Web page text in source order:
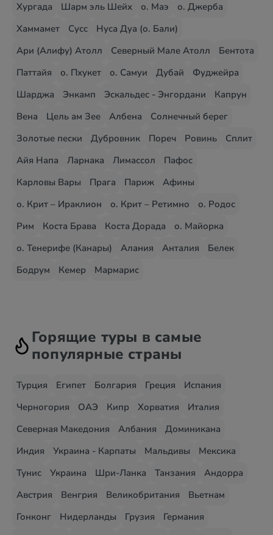
Хургада Шарм эль Шейх о. Маэ
о. Джерба
Хаммамет
Сусс
Нуса Дуа (о. Бали)
Ари (Алифу) Атолл
Северный Мале Атолл
Бентота
Паттайя
о. Пхукет о. Самуи Дубай
Фуджейра
Шарджа
Энкамп Эскальдес - Энгордани
Капрун
Вена
Цель ам Зее Албена
Солнечный берег
Золотые пески
Дубровник Пореч Ровинь
Сплит
Айя Напа
Ларнака Лимассол
Пафос
Карловы Вары
Прага Париж
Афины
о. Крит – Ираклион
о. Крит – Ретимно
о. Родос
Рим
Коста Брава Коста Дорада
о. Майорка
о. Тенерифе (Канары)
Алания Анталия
Белек
Бодрум
Кемер Мармарис
Горящие туры в самые
популярные страны
Турция Египет Болгария Греция
Испания
Черногория
ОАЭ Кипр Хорватия
Италия
Северная Македония
Албания
Доминикана
Индия
Украина - Карпаты Мальдивы
Мексика
Тунис
Украина Шри-Ланка Танзания
Андорра
Австрия
Венгрия Великобритания
Вьетнам
Гонконг
Нидерланды Грузия
Германия